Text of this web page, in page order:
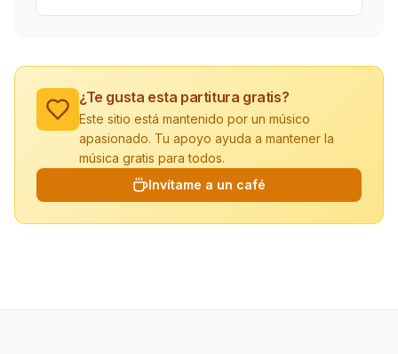
¿Te gusta esta partitura gratis?
Este sitio está mantenido por un músico
apasionado. Tu apoyo ayuda a mantener la
música gratis para todos.
Invítame a un café